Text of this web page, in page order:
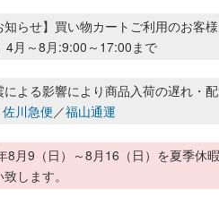
知らせ】買い物カートご利用のお客
4月～8月:9:00～17:00まで
よる影響により商品入荷の遅れ・
佐川急便／福山通運
8月9（日）～8月16（日）を夏季休
します。